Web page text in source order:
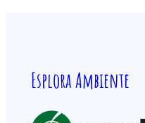
Esplora Ambiente